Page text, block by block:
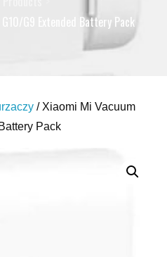
G9 Extended Battery Pack
/ Xiaomi Mi Vacuum
Pack